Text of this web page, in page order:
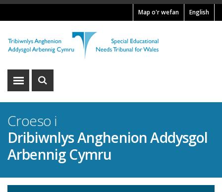
English
Pre
Header
Menu
Map o'r wefan
DangosDangos
Croeso i
Dribiwnlys Anghenion Addysgol
Arbennig Cymru